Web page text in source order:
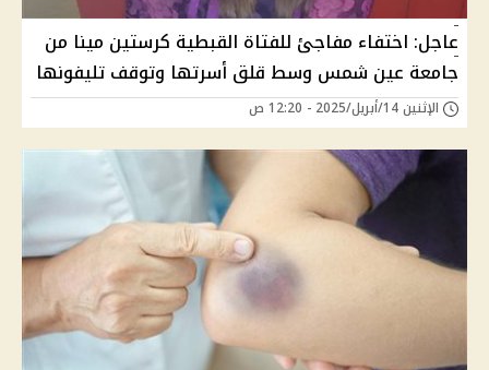
عاجل: اختفاء مفاجئ للفتاة القبطية كرستين مينا من
جامعة عين شمس وسط قلق أسرتها وتوقف تليفونها
الإثنين 14/أبريل/2025 - 12:20 ص